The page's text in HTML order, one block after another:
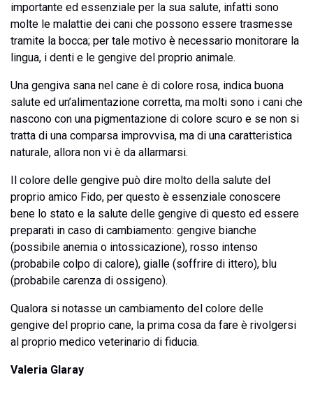
importante ed essenziale per la sua salute, infatti sono
molte le malattie dei cani che possono essere trasmesse
tramite la bocca; per tale motivo è necessario monitorare la
lingua, i denti e le gengive del proprio animale.
Una gengiva sana nel cane è di colore rosa, indica buona
salute ed un’alimentazione corretta, ma molti sono i cani che
nascono con una pigmentazione di colore scuro e se non si
tratta di una comparsa improvvisa, ma di una caratteristica
naturale, allora non vi è da allarmarsi.
Il colore delle gengive può dire molto della salute del
proprio amico Fido, per questo è essenziale conoscere
bene lo stato e la salute delle gengive di questo ed essere
preparati in caso di cambiamento: gengive bianche
(possibile anemia o intossicazione), rosso intenso
(probabile colpo di calore), gialle (soffrire di ittero), blu
(probabile carenza di ossigeno).
Qualora si notasse un cambiamento del colore delle
gengive del proprio cane, la prima cosa da fare è rivolgersi
al proprio medico veterinario di fiducia.
Valeria Glaray